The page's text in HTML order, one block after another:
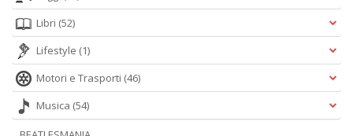
Libri (52)
Lifestyle (1)
Motori e Trasporti (46)
Musica (54)